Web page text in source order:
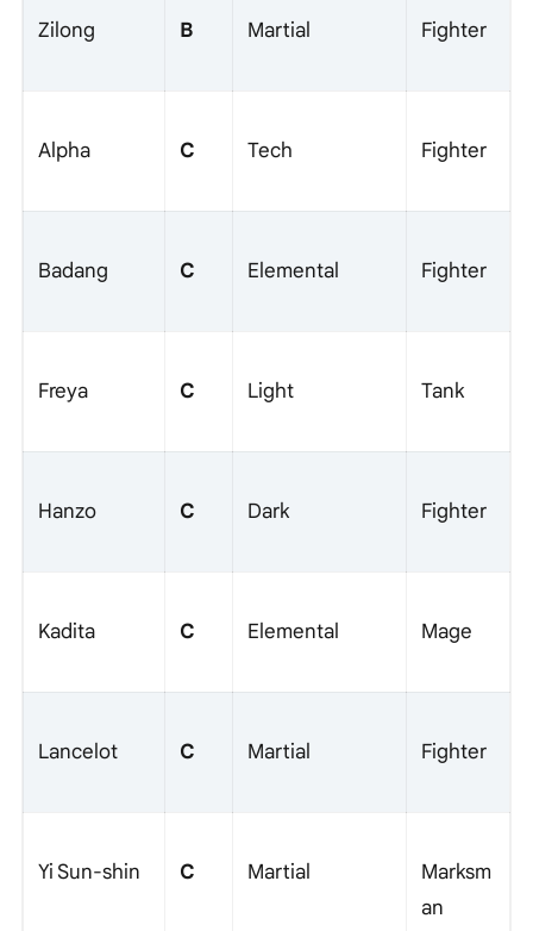
Zilong B Martial Fighter
Alpha C Tech Fighter
Badang C Elemental Fighter
Freya C Light Tank
Hanzo C Dark Fighter
Kadita C Elemental Mage
Lancelot C Martial Fighter
Yi Sun-shin C Martial
Marksm
an